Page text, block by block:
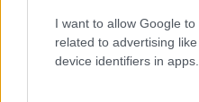
I want to allow Google
related to advertising
device identifiers in apps.
07.09.2021 15:51